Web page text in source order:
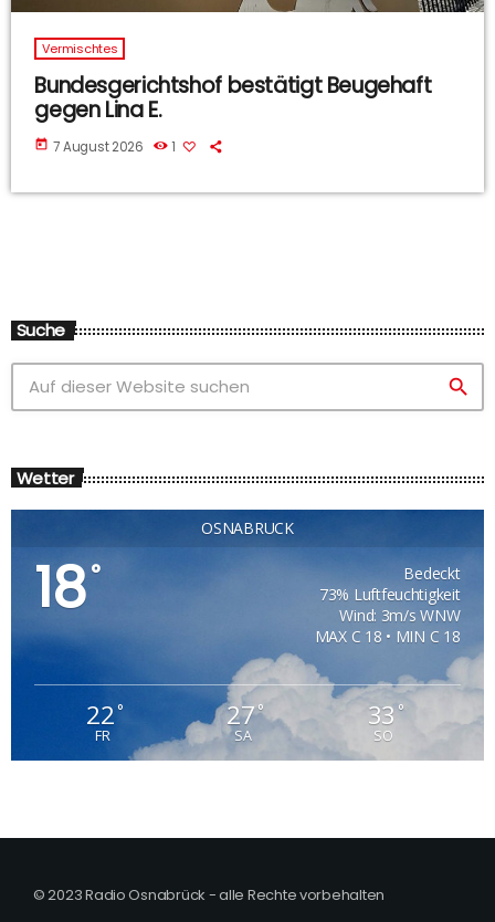
Vermischtes
Bundesgerichtshof bestätigt Beugehaft
gegen Lina E.
today 7 August 2026 1
Suche
search
Wetter
OSNABRÜCK
18°
Bedeckt
73% Luftfeuchtigkeit
Wind: 3m/s WNW
MAX C 18 • MIN C 18
22°
FR
27°
SA
33°
SO
© 2023 Radio Osnabrück - alle Rechte vorbehalten